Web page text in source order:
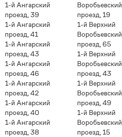
1-й Ангарский
проезд, 39
1-й Ангарский
проезд, 41
1-й Ангарский
проезд, 43
1-й Ангарский
проезд, 46
1-й Ангарский
проезд, 42
1-й Ангарский
проезд, 40
1-й Ангарский
проезд, 38
Воробьевский
проезд, 19
1-й Верхний
Воробьевский
проезд, 65
1-й Верхний
Воробьевский
проезд, 43
1-й Верхний
Воробьевский
проезд, 49
1-й Верхний
Воробьевский
проезд, 15